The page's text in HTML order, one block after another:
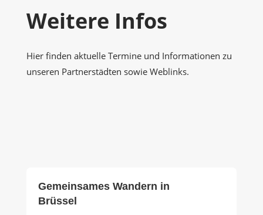
Weitere Infos
Hier finden aktuelle Termine und Informationen zu
unseren Partnerstädten sowie Weblinks.
Gemeinsames Wandern in
Brüssel